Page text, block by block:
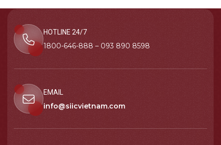
HOTLINE 24/7
1800-646-888 – 093 890 8598
EMAIL
info@siicvietnam.com